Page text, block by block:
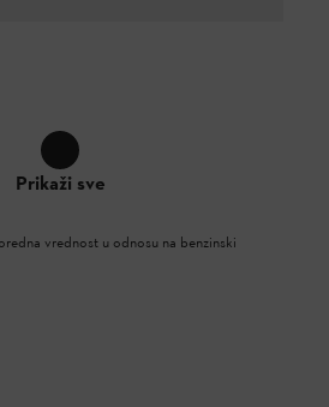
Prikaži sve
vrednost u odnosu na benzinski